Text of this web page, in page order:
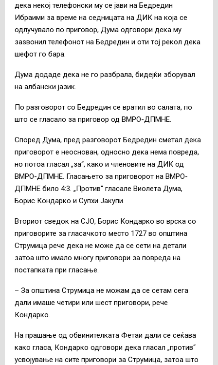
дека некој телефонски му се јави на Бедредин
Ибраими за време на седницата на ДИК на која се
одлучувало по приговор, Дума одговори дека му
заѕвонил телефонот на Бедредин и оти тој рекол дека
шефот го бара.
Дума додаде дека не го разбрала, бидејќи зборувал
на албански јазик.
По разговорот со Бедредин се вратил во салата, по
што се гласало за приговор од ВМРО-ДПМНЕ.
Според Дума, пред разговорот Бедредин сметал дека
приговорот е неоснован, односно дека нема повреда,
но потоа гласал „за“, како и членовите на ДИК од
ВМРО-ДПМНЕ. Гласањето за приговорот на ВМРО-
ДПМНЕ било 4:3. „Против“ гласале Виолета Дума,
Борис Кондарко и Супхи Јакупи.
Вториот сведок на СЈО, Борис Кондарко во врска со
приговорите за гласачкото место 1727 во општина
Струмица рече дека не може да се сети на детали
затоа што имало многу приговори за повреда на
постапката при гласање.
– За општина Струмица не можам да се сетам сега
дали имаше четири или шест приговори, рече
Кондарко.
На прашање од обвинителката Фетаи дали се сеќава
како гласа, Кондарко одговори дека гласал „против“
усвојување на сите приговори за Струмица, затоа што